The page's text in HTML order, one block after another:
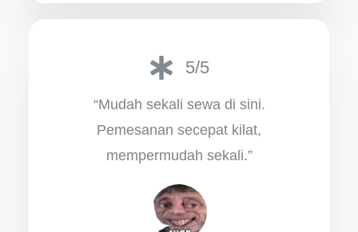
5/5
“Mudah sekali sewa di sini.
Pemesanan secepat kilat,
mempermudah sekali.”